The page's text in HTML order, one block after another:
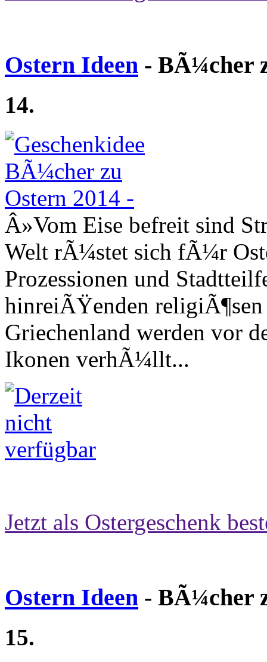
Ostern Ideen - BÃ¼cher
14.
Â»Vom Eise befreit sind
Welt rÃ¼stet sich fÃ¼r
Prozessionen und
hinreiÃŸenden religiÃ¶sen
Griechenland werden vor
Ikonen verhÃ¼llt...
Jetzt als Ostergeschenk
Ostern Ideen - BÃ¼cher
15.